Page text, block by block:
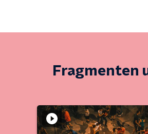
Fragmenten